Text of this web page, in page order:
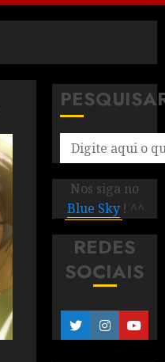
Nos siga no
Blue Sky ! ^^
REDES
SOCIAIS